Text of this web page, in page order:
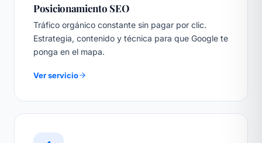
Posicionamiento SEO
Tráfico orgánico constante sin pagar por clic.
Estrategia, contenido y técnica para que Google te
ponga en el mapa.
Ver servicio